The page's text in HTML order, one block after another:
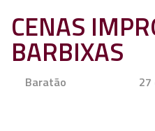
CENAS
BARBIXAS
Baratão 27